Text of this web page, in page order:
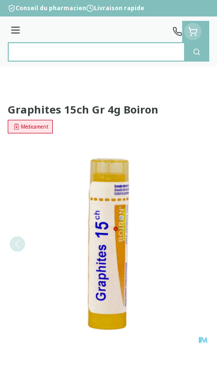
Aller au contenu
Conseil du pharmacien Livraison rapide
Menu
Graphites 15ch Gr 4g Boiron
Médicament